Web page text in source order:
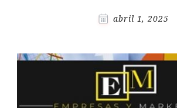
abril 1, 2025